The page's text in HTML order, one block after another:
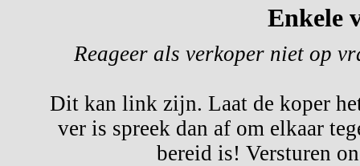
Enkele
Reageer als verkoper niet op
Dit kan link zijn. Laat de koper
ver is spreek dan af om elkaar
bereid is! Versturen